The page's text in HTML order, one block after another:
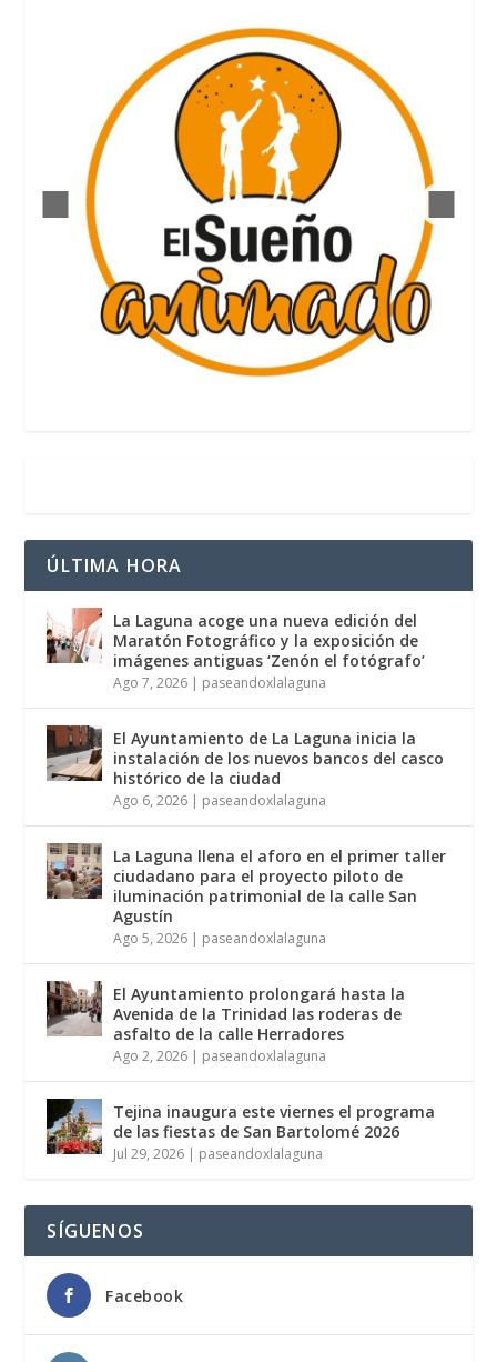
ÚLTIMA HORA
La Laguna acoge una nueva edición del
Maratón Fotográfico y la exposición de
imágenes antiguas ‘Zenón el fotógrafo’
Ago 7, 2026 | paseandoxlalaguna
El Ayuntamiento de La Laguna inicia la
instalación de los nuevos bancos del casco
histórico de la ciudad
Ago 6, 2026 | paseandoxlalaguna
La Laguna llena el aforo en el primer taller
ciudadano para el proyecto piloto de
iluminación patrimonial de la calle San
Agustín
Ago 5, 2026 | paseandoxlalaguna
El Ayuntamiento prolongará hasta la
Avenida de la Trinidad las roderas de
asfalto de la calle Herradores
Ago 2, 2026 | paseandoxlalaguna
Tejina inaugura este viernes el programa
de las fiestas de San Bartolomé 2026
Jul 29, 2026 | paseandoxlalaguna
SÍGUENOS
Facebook